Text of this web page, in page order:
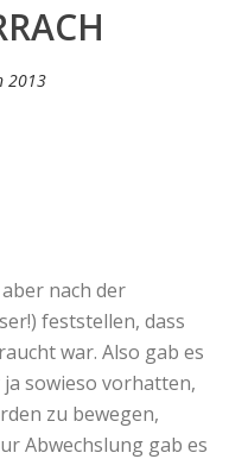
2013
nach der
feststellen, dass
war. Also gab es
sowieso vorhatten,
zu bewegen,
Abwechslung gab es